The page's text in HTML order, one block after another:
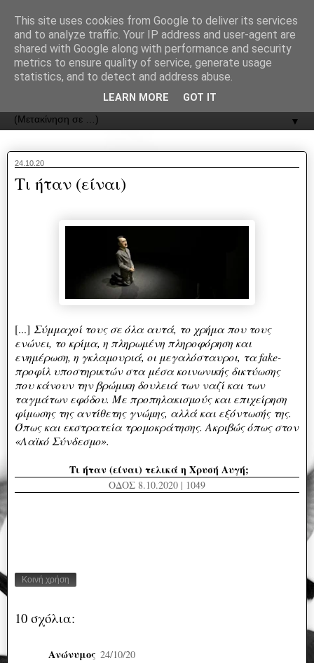
ΟΔΟΣ
▼
24.10.20
Τι ήταν (είναι)
[...] Σύμμαχοί τους σε όλα αυτά, το χρήμα που τους
ενώνει, το κρίμα, η πληρωμένη πληροφόρηση και
ενημέρωση, η γκλαμουριά, οι μεγαλόσταυροι, τα fake-
προφίλ υποστηρικτών στα μέσα κοινωνικής δικτύωσης
που κάνουν την βρώμικη δουλειά των ναζί και των
ταγμάτων εφόδου. Με προπηλακισμούς και επιχείρηση
φίμωσης της αντίθετης γνώμης, αλλά και εξόντωσής της.
Όπως και εκστρατεία τρομοκράτησης. Ακριβώς όπως στον
«Λαϊκό Σύνδεσμο».
Τι ήταν (είναι) τελικά η Χρυσή Αυγή;
ΟΔΟΣ 8.10.2020 | 1049
Κοινή χρήση
10 σχόλια:
Ανώνυμος 24/10/20
This site uses cookies from Google to deliver its services
and to analyze traffic. Your IP address and user-agent are
shared with Google along with performance and security
metrics to ensure quality of service, generate usage
statistics, and to detect and address abuse.
LEARN MORE GOT IT